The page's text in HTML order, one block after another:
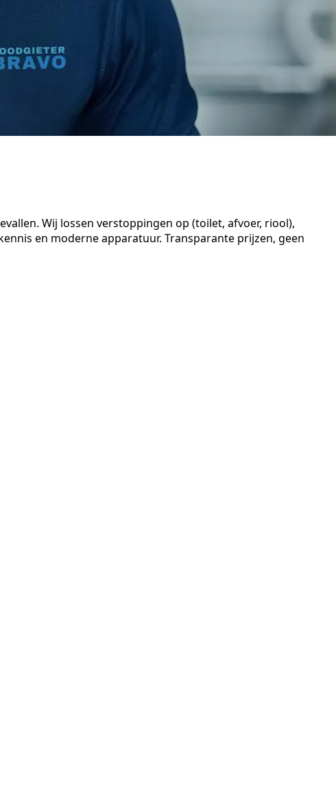
Wij lossen verstoppingen op (toilet, afvoer, riool),
en moderne apparatuur. Transparante prijzen, geen